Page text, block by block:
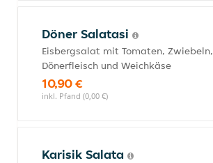
Döner Salatasi
Eisbergsalat mit Tomaten, Zwiebeln,
Dönerfleisch und Weichkäse
10,90 €
inkl. Pfand (0,00 €)
Karisik Salata